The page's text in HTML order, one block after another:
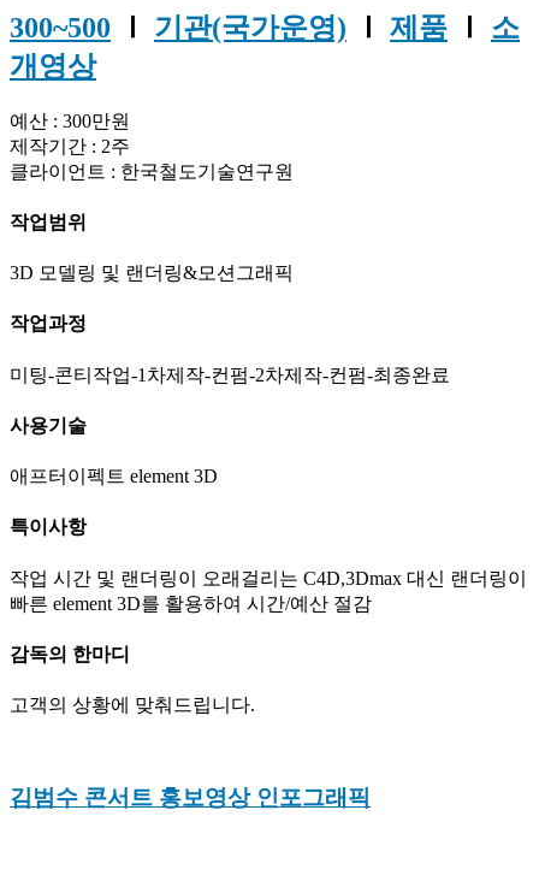
300~500 기관(국가운영) 제품
소
개영상
예산 : 300만원
제작기간 : 2주
클라이언트 : 한국철도기술연구원
작업범위
3D 모델링 및 랜더링&모션그래픽
작업과정
미팅-콘티작업-1차제작-컨펌-2차제작-컨펌-최종완료
사용기술
애프터이펙트 element 3D
특이사항
작업 시간 및 랜더링이 오래걸리는 C4D,3Dmax 대신 랜더링이
빠른 element 3D를 활용하여 시간/예산 절감
감독의 한마디
고객의 상황에 맞춰드립니다.
김범수 콘서트 홍보영상 인포그래픽